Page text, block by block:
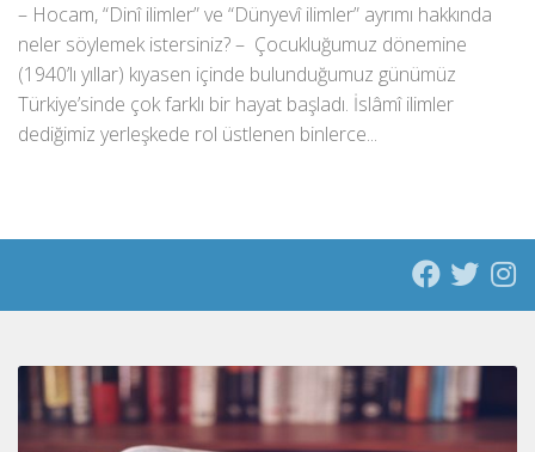
– Hocam, “Dinî ilimler” ve “Dünyevî ilimler” ayrımı hakkında
neler söylemek istersiniz? – Çocukluğumuz dönemine
(1940’lı yıllar) kıyasen içinde bulunduğumuz günümüz
Türkiye’sinde çok farklı bir hayat başladı. İslâmî ilimler
dediğimiz yerleşkede rol üstlenen binlerce...